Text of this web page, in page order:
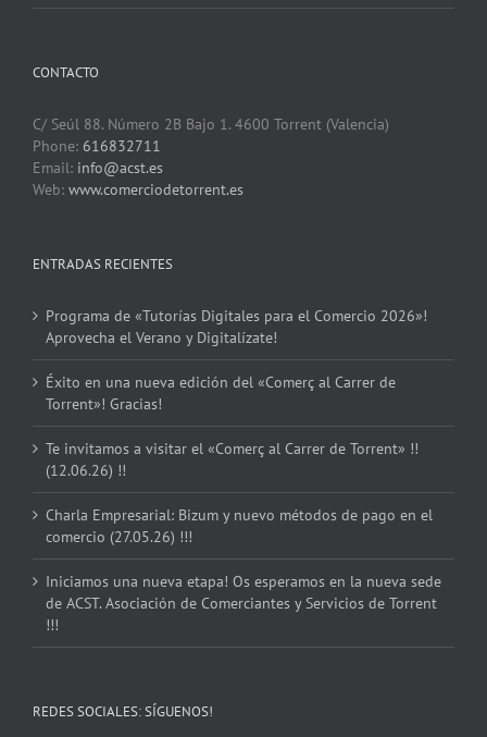
CONTACTO
C/ Seúl 88. Número 2B Bajo 1. 4600 Torrent (Valencia)
Phone: 616832711
Email: info@acst.es
Web: www.comerciodetorrent.es
ENTRADAS RECIENTES
Programa de «Tutorías Digitales para el Comercio 2026»!
Aprovecha el Verano y Digitalízate!
Éxito en una nueva edición del «Comerç al Carrer de
Torrent»! Gracias!
Te invitamos a visitar el «Comerç al Carrer de Torrent» !!
(12.06.26) !!
Charla Empresarial: Bizum y nuevo métodos de pago en el
comercio (27.05.26) !!!
Iniciamos una nueva etapa! Os esperamos en la nueva sede
de ACST. Asociación de Comerciantes y Servicios de Torrent
!!!
REDES SOCIALES: SÍGUENOS!